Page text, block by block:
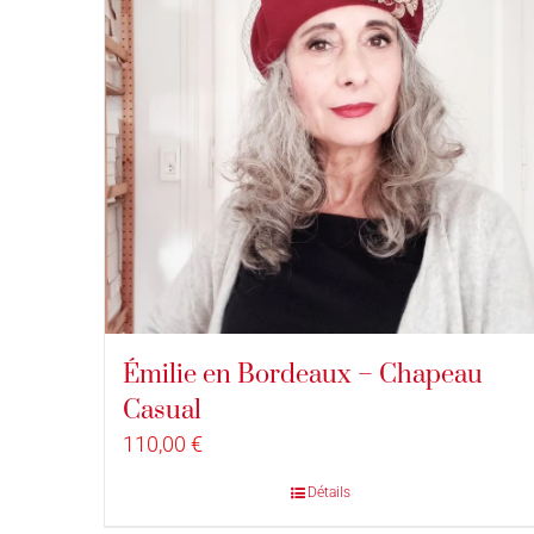
Émilie en Bordeaux – Chapeau
Casual
110,00 €
Détails